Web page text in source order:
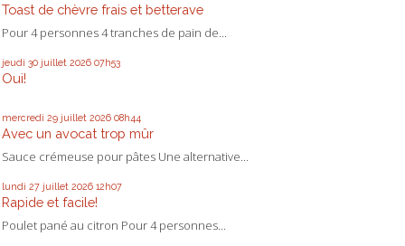
Toast de chèvre frais et betterave
Pour 4 personnes 4 tranches de pain de...
jeudi 30 juillet 2026 07h53
Oui!
mercredi 29 juillet 2026 08h44
Avec un avocat trop mûr
Sauce crémeuse pour pâtes Une alternative...
lundi 27 juillet 2026 12h07
Rapide et facile!
Poulet pané au citron Pour 4 personnes...